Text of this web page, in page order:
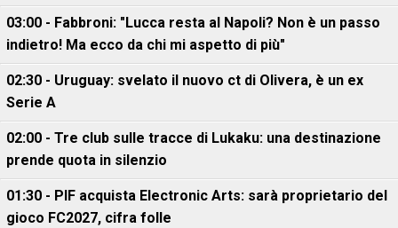
03:00 - Fabbroni: "Lucca resta al Napoli? Non è un passo
indietro! Ma ecco da chi mi aspetto di più"
02:30 - Uruguay: svelato il nuovo ct di Olivera, è un ex
Serie A
02:00 - Tre club sulle tracce di Lukaku: una destinazione
prende quota in silenzio
01:30 - PIF acquista Electronic Arts: sarà proprietario del
gioco FC2027, cifra folle